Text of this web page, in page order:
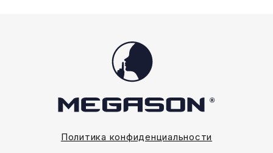
Политика конфиденциальности